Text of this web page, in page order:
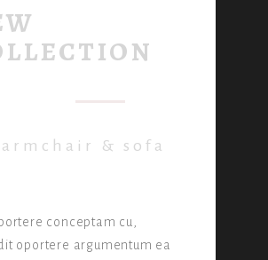
armchair & sofa
conceptam cu,
oportere argumentum ea